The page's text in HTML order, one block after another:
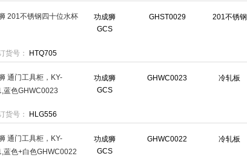
功成狮
GCS
GHST0029 201不锈钢
201不锈钢四十位水杯
格：1个
货号： HTQ705
功成狮
GCS
GHWC0023 冷轧板
通门工具柜，KY-
蓝色GHWC0023
个
货号： HLG556
功成狮
GCS
GHWC0022 冷轧板
通门工具柜，KY-
蓝色+白色GHWC0022